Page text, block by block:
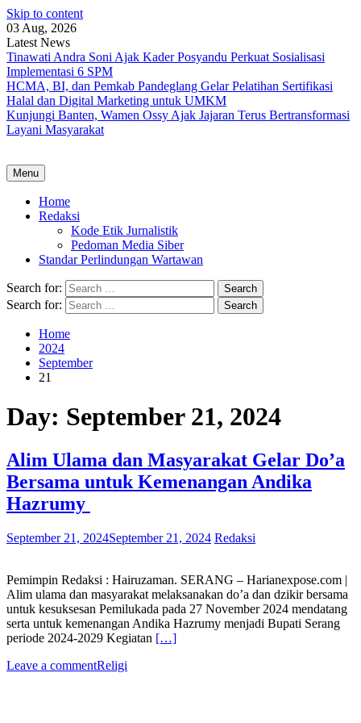
Skip to content
03 Aug, 2026
Latest News
Tinawati Andra Soni Ajak Kader Posyandu Perkuat Sosialisasi
Implementasi 6 SPM
HCMA, BI, dan Pemkab Pandeglang Gelar Pelatihan Sertifikasi
Halal dan Digital Marketing untuk UMKM
Kunjungi Banten, Wamen Ossy Ajak Jajaran Terus Bertransformasi
Layani Masyarakat
Menu
Home
Redaksi
Kode Etik Jurnalistik
Pedoman Media Siber
Standar Perlindungan Wartawan
Search for:
Search for:
Home
2024
September
21
Day: September 21, 2024
Alim Ulama dan Masyarakat Gelar Do’a
Bersama untuk Kemenangan Andika
Hazrumy
September 21, 2024September 21, 2024 Redaksi
Pemimpin Redaksi : Hairuzaman. SERANG – Harianexpose.com |
Alim ulama dan masyarakat melaksanakan do’a dan dzikir bersama
untuk kesuksesan Pemilukada pada 27 November 2024 mendatang
serta untuk kemenangan Andika Hazrumy menjadi Bupati Serang
periode 2024-2029 Kegiatan […]
Leave a commentReligi